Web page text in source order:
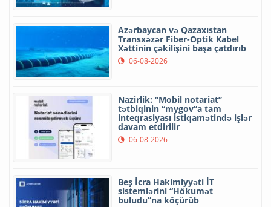
Azərbaycan və Qazaxıstan
Transxəzər Fiber-Optik Kabel
Xəttinin çəkilişini başa çatdırıb
06-08-2026
Nazirlik: “Mobil notariat”
tətbiqinin “mygov”a tam
inteqrasiyası istiqamətində işlər
davam etdirilir
06-08-2026
Beş İcra Hakimiyyəti İT
sistemlərini “Hökumət
buludu”na köçürüb